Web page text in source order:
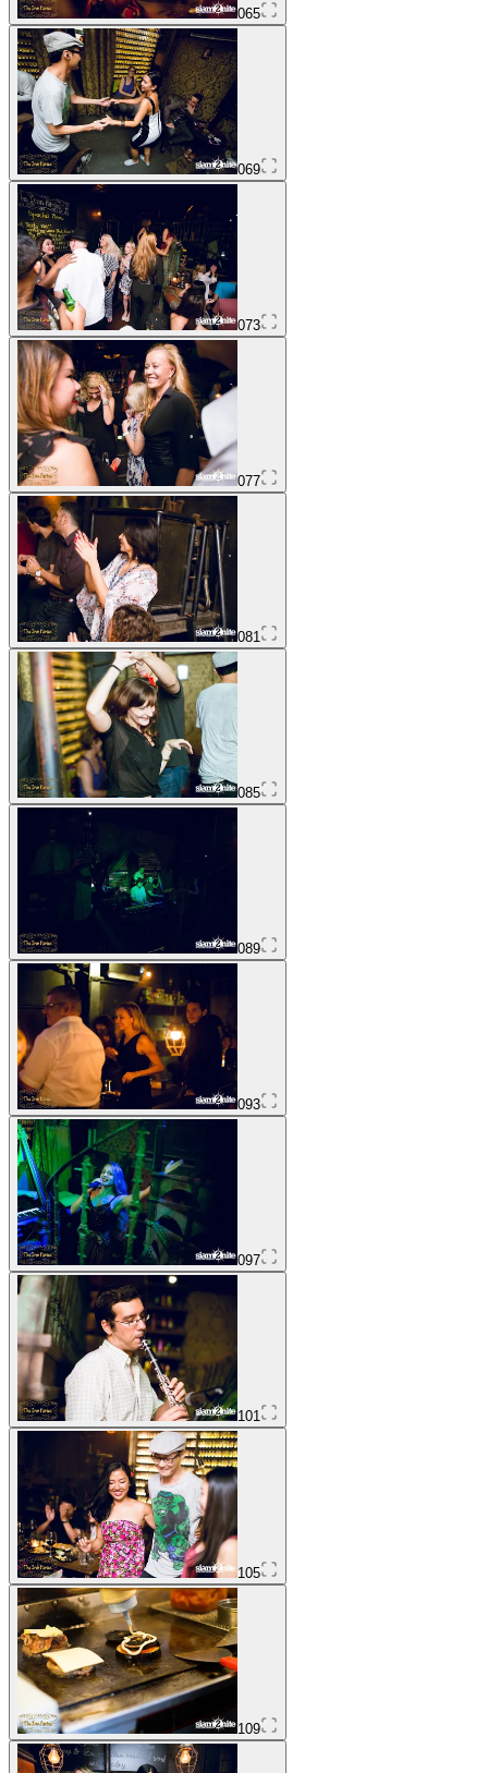
065
069
073
077
081
085
089
093
097
101
105
109